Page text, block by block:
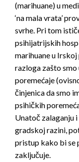
(marihuane) u
‘na mala vrata’
svrhe. Pri tom
psihijatrijskih
marihuane u
razloga zašto
poremećaje
činjenica da smo
psihičkih
Unatoč zalaganju
gradskoj razini,
pristup kako bi se
zaključuje.